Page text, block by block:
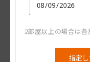
2部屋以上の場合は